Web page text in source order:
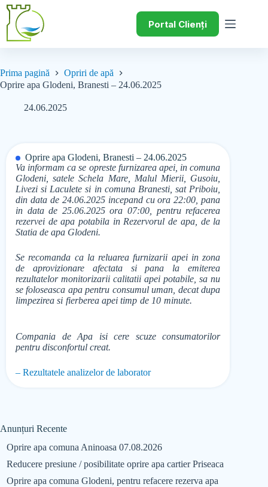
Portal Clienți
Prima pagină
Opriri de apă
Oprire apa Glodeni, Branesti – 24.06.2025
24.06.2025
Oprire apa Glodeni, Branesti – 24.06.2025
Va informam ca se opreste furnizarea apei, in comuna
Glodeni, satele Schela Mare, Malul Mierii, Gusoiu,
Livezi si Laculete si in comuna Branesti, sat Priboiu,
din data de 24.06.2025 incepand cu ora 22:00, pana
in data de 25.06.2025 ora 07:00, pentru refacerea
rezervei de apa potabila in Rezervorul de apa, de la
Statia de apa Glodeni.
Se recomanda ca la reluarea furnizarii apei in zona
de aprovizionare afectata si pana la emiterea
rezultatelor monitorizarii calitatii apei potabile, sa nu
se foloseasca apa pentru consumul uman, decat dupa
limpezirea si fierberea apei timp de 10 minute.
Compania de Apa isi cere scuze consumatorilor
pentru disconfortul creat.
– Rezultatele analizelor de laborator
Anunțuri Recente
Oprire apa comuna Aninoasa 07.08.2026
Reducere presiune / posibilitate oprire apa cartier Priseaca
Oprire apa comuna Glodeni, pentru refacere rezerva apa